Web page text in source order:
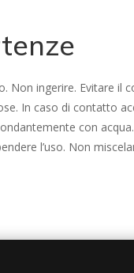
Non ingerire. Evitare il
In caso di contatto
con
l’uso. Non